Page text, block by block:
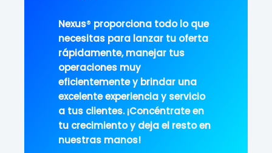
Nexus® proporciona todo lo que
necesitas para lanzar tu oferta
rápidamente, manejar tus
operaciones muy
eficientemente y brindar una
excelente experiencia y servicio
a tus clientes. ¡Concéntrate en
tu crecimiento y deja el resto en
nuestras manos!